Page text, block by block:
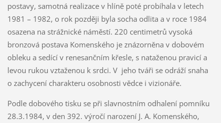
postavy, samotná realizace v hlíně poté probíhala v letech
1981 – 1982, o rok později byla socha odlita a v roce 1984
osazena na strážnické náměstí. 220 centimetrů vysoká
bronzová postava Komenského je znázorněna v dobovém
obleku a sedící v renesančním křesle, s nataženou pravicí a
levou rukou vztaženou k srdci. V jeho tváři se odráží snaha
o zachycení charakteru osobnosti vědce i vizionáře.
Podle dobového tisku se při slavnostním odhalení pomníku
28.3.1984, v den 392. výročí narození J. A. Komenského,